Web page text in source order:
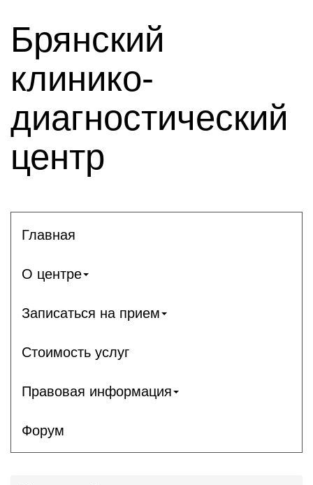
Брянский
клинико-
диагностический
центр
Главная
О центре
Записаться на прием
Стоимость услуг
Правовая информация
Форум